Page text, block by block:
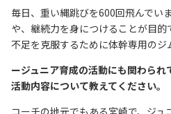
毎日、重い縄跳びを600回飛んでい
や、継続力を身につけることが目
不足を克服するために体幹専用のジ
ージュニア育成の活動にも関わら
活動内容について教えてください。
コーチの地元でもある宮崎で、ジ